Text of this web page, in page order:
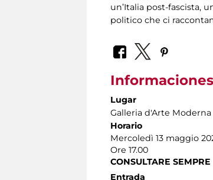
un’Italia post-fascista,
politico che ci
Informaciones
Lugar
Galleria d'Arte Moderna
Horario
Mercoledì 13 maggio
Ore 17.00
CONSULTARE
Entrada